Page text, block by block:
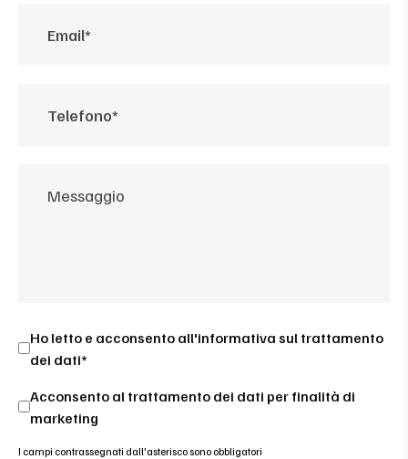
Ho letto e acconsento all'informativa sul trattamento
dei dati*
Acconsento al trattamento dei dati per finalità di
marketing
I campi contrassegnati dall'asterisco sono obbligatori